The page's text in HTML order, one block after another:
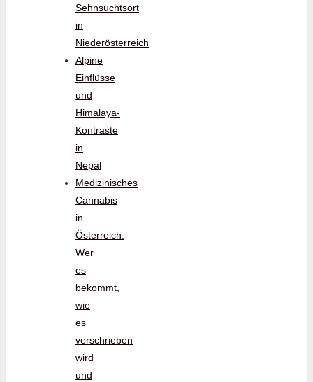
Sehnsuchtsort
in
Niederösterreich
Alpine
Einflüsse
und
Himalaya-
Kontraste
in
Nepal
Medizinisches
Cannabis
in
Österreich:
Wer
es
bekommt,
wie
es
verschrieben
wird
und